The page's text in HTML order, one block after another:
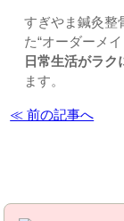
すぎやま鍼灸整
た“オーダーメイ
日常生活がラク
ます。
≪ 前の記事へ